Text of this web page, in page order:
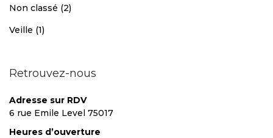
Non classé (2)
Veille (1)
Retrouvez-nous
Adresse sur RDV
6 rue Emile Level 75017
Heures d’ouverture